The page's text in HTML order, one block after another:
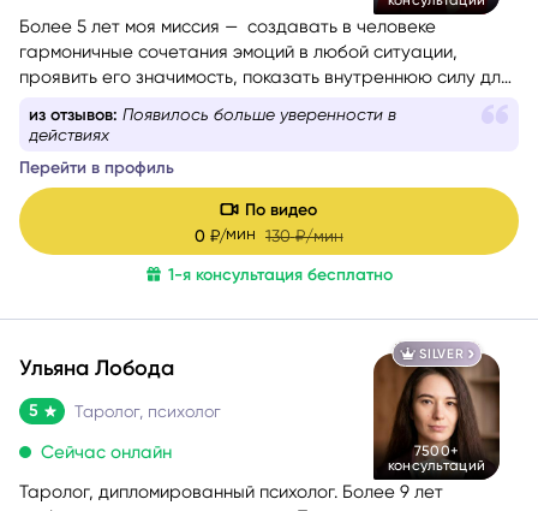
10500+
консультаций
Сейчас онлайн
Более 5 лет моя миссия — создавать в человеке
гармоничные сочетания эмоций в любой ситуации,
проявить его значимость, показать внутреннюю силу для
самопомощи, сбалансировать энергии в зависимости от
ситуации.
действиях
Перейти в профиль
По видео
0 ₽/мин130 ₽/мин
SILVER
7500+
консультаций
Ульяна Лобода
5 Таролог, психолог
Сейчас онлайн